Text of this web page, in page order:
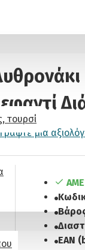
τουρσί
Γράψτε μια
EAN